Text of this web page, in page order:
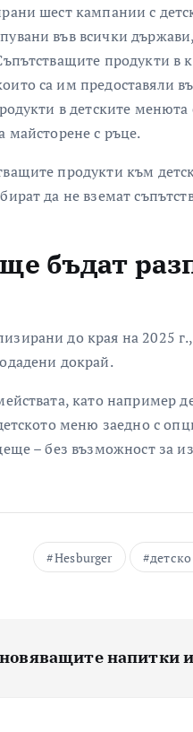
шест кампании с
във всички
продукти в
са им предоставяли
в детските
майсторене с ръце.
продукти към
да не вземат
бъдат
до края на 2025
докрай.
като например
меню заедно с
– без възможност за
Hesburger
напитки